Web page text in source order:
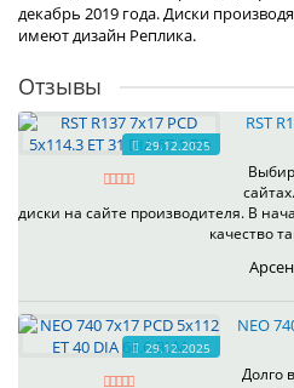
декабрь 2019 года. Диски
имеют дизайн Реплика.
Отзывы
29.12.2025
RST
диски на сайте производителя. В
качество
Арсен
29.12.2025
NEO
Долго